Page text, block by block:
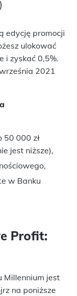
edycję promocji
ulokować
i zyskać 0,5%.
2021
50 000 zł
jest niższe),
w Banku
Profit:
Millennium jest
na poniższe